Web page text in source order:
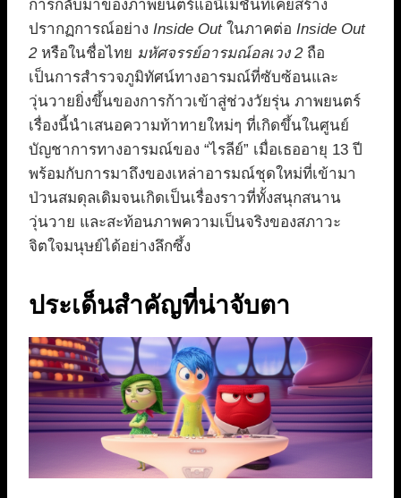
การกลับมาของภาพยนตร์แอนิเมชันที่เคยสร้าง
ปรากฏการณ์อย่าง Inside Outในภาคต่อ Inside Out
2หรือในชื่อไทย มหัศจรรย์อารมณ์อลเวง 2ถือ
เป็นการสำรวจภูมิทัศน์ทางอารมณ์ที่ซับซ้อนและ
วุ่นวายยิ่งขึ้นของการก้าวเข้าสู่ช่วงวัยรุ่น ภาพยนตร์
เรื่องนี้นำเสนอความท้าทายใหม่ๆ ที่เกิดขึ้นในศูนย์
บัญชาการทางอารมณ์ของ “ไรลีย์” เมื่อเธออายุ 13 ปี
พร้อมกับการมาถึงของเหล่าอารมณ์ชุดใหม่ที่เข้ามา
ป่วนสมดุลเดิมจนเกิดเป็นเรื่องราวที่ทั้งสนุกสนาน
วุ่นวาย และสะท้อนภาพความเป็นจริงของสภาวะ
จิตใจมนุษย์ได้อย่างลึกซึ้ง
ประเด็นสำคัญที่น่าจับตา